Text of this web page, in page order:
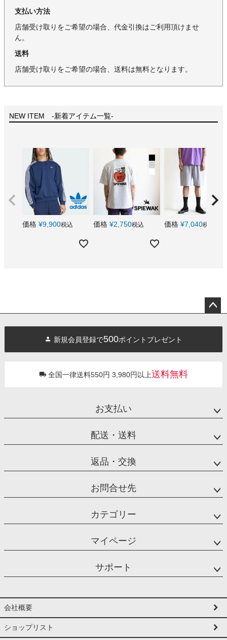
支払い方法
店舗受け取りをご希望の場合、代金引換はご利用頂けませ
ん。
送料
店舗受け取りをご希望の場合、送料は無料となります。
NEW ITEM -新着アイテム一覧-
価格 ¥9,900税込 価格 ¥2,750税込 価格 ¥7,040税込
へ
新規会員登録で500ポイントプレゼント
全国一律送料550円 3,980円以上送料無料
お支払い
配送・送料
返品・交換
お問合せ先
カテゴリー
マイページ
サポート
会社概要
ショップリスト